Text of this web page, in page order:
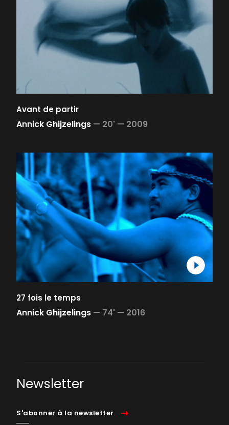
Avant de partir
Annick Ghijzelings — 20' — 2009
27 fois le temps
Annick Ghijzelings — 74' — 2016
Newsletter
S'abonner à la newsletter